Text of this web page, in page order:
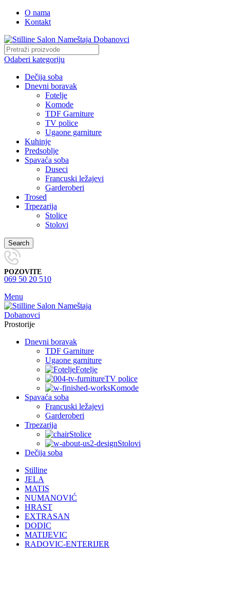
O nama
Kontakt
Odaberi kategoriju
Dečija soba
Dnevni boravak
Fotelje
Komode
TDF Garniture
TV police
Ugaone garniture
Kuhinje
Predsoblje
Spavaća soba
Duseci
Francuski ležajevi
Garderoberi
Trosed
Trpezarija
Stolice
Stolovi
Search
POZOVITE
069 50 20 510
Menu
Prostorije
Dnevni boravak
TDF Garniture
Ugaone garniture
Fotelje
TV police
Komode
Spavaća soba
Francuski ležajevi
Garderoberi
Trpezarija
Stolice
Stolovi
Dečija soba
Stilline
JELA
MATIS
NUMANOVIĆ
HRAST
EXTRASAN
DODIC
MATIJEVIC
RADOVIC-ENTERIJER